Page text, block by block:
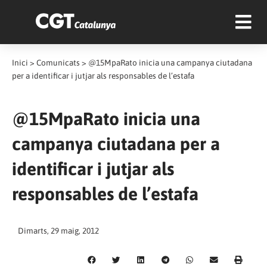
Inici > Comunicats > @15MpaRato inicia una campanya ciutadana
per a identificar i jutjar als responsables de l’estafa
@15MpaRato inicia una
campanya ciutadana per a
identificar i jutjar als
responsables de l’estafa
Dimarts, 29 maig, 2012